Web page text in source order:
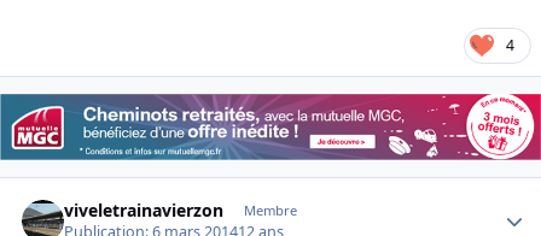
4
viveletrainavierzon Membre